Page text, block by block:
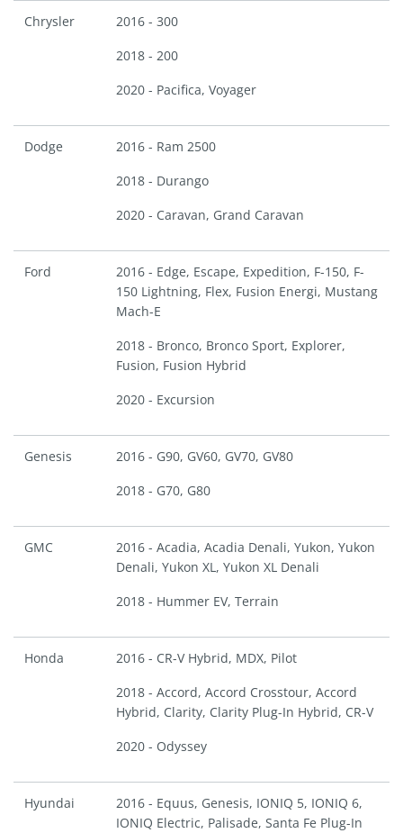
Chrysler
2016 - 300
2018 - 200
2020 - Pacifica, Voyager
Dodge
2016 - Ram 2500
2018 - Durango
2020 - Caravan, Grand Caravan
Ford
2016 - Edge, Escape, Expedition, F-150, F-
150 Lightning, Flex, Fusion Energi, Mustang
Mach-E
2018 - Bronco, Bronco Sport, Explorer,
Fusion, Fusion Hybrid
2020 - Excursion
Genesis
2016 - G90, GV60, GV70, GV80
2018 - G70, G80
GMC
2016 - Acadia, Acadia Denali, Yukon, Yukon
Denali, Yukon XL, Yukon XL Denali
2018 - Hummer EV, Terrain
Honda
2016 - CR-V Hybrid, MDX, Pilot
2018 - Accord, Accord Crosstour, Accord
Hybrid, Clarity, Clarity Plug-In Hybrid, CR-V
2020 - Odyssey
Hyundai
2016 - Equus, Genesis, IONIQ 5, IONIQ 6,
IONIQ Electric, Palisade, Santa Fe Plug-In